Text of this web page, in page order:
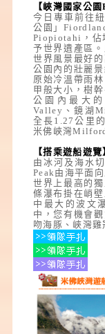
【峽灣國家公
今日專車前往
公園」
Piopiotahi，佔
予世界遺產區
世界風景最好
公園內的壯麗
原始冷溫帶雨
甲般大小，樹
公園內最大
Valley、鏡湖
全長1.27公里
米佛峽灣
【搭乘遊船遊覽
由冰河及海水
Peak由海平面
世界上最高的
條瀑布掛在峭
中最大的波文
中，您有機會
吻海豚、峽灣